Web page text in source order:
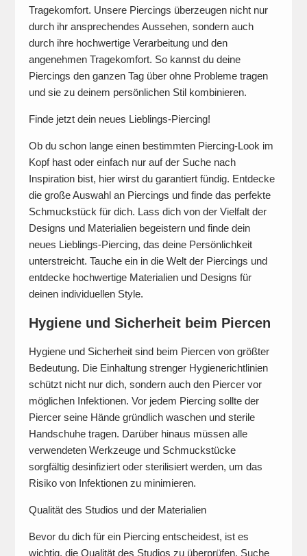
Tragekomfort. Unsere Piercings überzeugen nicht nur
durch ihr ansprechendes Aussehen, sondern auch
durch ihre hochwertige Verarbeitung und den
angenehmen Tragekomfort. So kannst du deine
Piercings den ganzen Tag über ohne Probleme tragen
und sie zu deinem persönlichen Stil kombinieren.
Finde jetzt dein neues Lieblings-Piercing!
Ob du schon lange einen bestimmten Piercing-Look im
Kopf hast oder einfach nur auf der Suche nach
Inspiration bist, hier wirst du garantiert fündig. Entdecke
die große Auswahl an Piercings und finde das perfekte
Schmuckstück für dich. Lass dich von der Vielfalt der
Designs und Materialien begeistern und finde dein
neues Lieblings-Piercing, das deine Persönlichkeit
unterstreicht. Tauche ein in die Welt der Piercings und
entdecke hochwertige Materialien und Designs für
deinen individuellen Style.
Hygiene und Sicherheit beim Piercen
Hygiene und Sicherheit sind beim Piercen von größter
Bedeutung. Die Einhaltung strenger Hygienerichtlinien
schützt nicht nur dich, sondern auch den Piercer vor
möglichen Infektionen. Vor jedem Piercing sollte der
Piercer seine Hände gründlich waschen und sterile
Handschuhe tragen. Darüber hinaus müssen alle
verwendeten Werkzeuge und Schmuckstücke
sorgfältig desinfiziert oder sterilisiert werden, um das
Risiko von Infektionen zu minimieren.
Qualität des Studios und der Materialien
Bevor du dich für ein Piercing entscheidest, ist es
wichtig, die Qualität des Studios zu überprüfen. Suche